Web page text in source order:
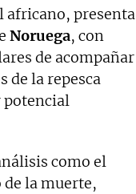
africano, presenta
Noruega, con
de acompañar
de la repesca
potencial
como el
la muerte,